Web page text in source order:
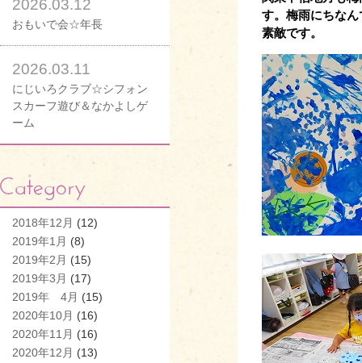
2026.03.12
おもいで会☆年長
2026.03.11
にじいろクラブ☆シフォン
スカーフ遊び＆なかよしゲ
ーム
2018年12月 (12)
2019年1月 (8)
2019年2月 (15)
2019年3月 (17)
2019年 4月 (15)
2020年10月 (16)
2020年11月 (16)
2020年12月 (13)
す。 梅雨にちな
素敵です。